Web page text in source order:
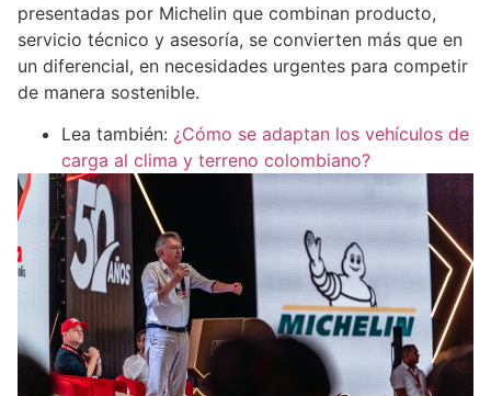
presentadas por Michelin que combinan producto,
servicio técnico y asesoría, se convierten más que en
un diferencial, en necesidades urgentes para competir
de manera sostenible.
Lea también: ¿Cómo se adaptan los vehículos de
carga al clima y terreno colombiano?